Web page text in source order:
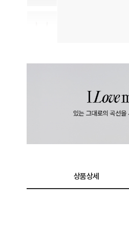
상품상세